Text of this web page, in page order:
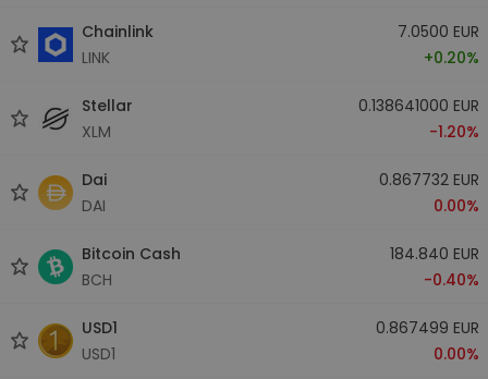
Chainlink
LINK
7.0500 EUR
+0.20%
Stellar
XLM
0.138641000 EUR
-1.20%
Dai
DAI
0.867732 EUR
0.00%
Bitcoin Cash
BCH
184.840 EUR
-0.40%
USD1
USD1
0.867499 EUR
0.00%